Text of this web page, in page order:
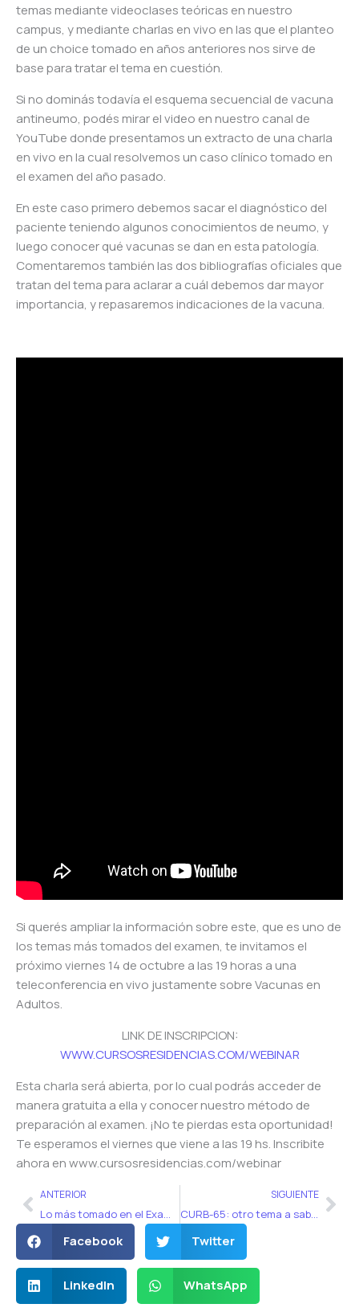
temas mediante videoclases teóricas en nuestro
campus, y mediante charlas en vivo en las que el planteo
de un choice tomado en años anteriores nos sirve de
base para tratar el tema en cuestión.
Si no dominás todavía el esquema secuencial de vacuna
antineumo, podés mirar el video en nuestro canal de
YouTube donde presentamos un extracto de una charla
en vivo en la cual resolvemos un caso clínico tomado en
el examen del año pasado.
En este caso primero debemos sacar el diagnóstico del
paciente teniendo algunos conocimientos de neumo, y
luego conocer qué vacunas se dan en esta patología.
Comentaremos también las dos bibliografías oficiales que
tratan del tema para aclarar a cuál debemos dar mayor
importancia, y repasaremos indicaciones de la vacuna.
Si querés ampliar la información sobre este, que es uno de
los temas más tomados del examen, te invitamos el
próximo viernes 14 de octubre a las 19 horas a una
teleconferencia en vivo justamente sobre Vacunas en
Adultos.
LINK DE INSCRIPCION:
WWW.CURSOSRESIDENCIAS.COM/WEBINAR
Esta charla será abierta, por lo cual podrás acceder de
manera gratuita a ella y conocer nuestro método de
preparación al examen. ¡No te pierdas esta oportunidad!
Te esperamos el viernes que viene a las 19 hs. Inscribite
ahora en www.cursosresidencias.com/webinar
AntANTERIOR
Lo más tomado en el Examen Único de residencias
SIGUIENTE
CURB-65: otro tema a saber para el examen de residencias
Facebook Twitter
LinkedIn WhatsApp